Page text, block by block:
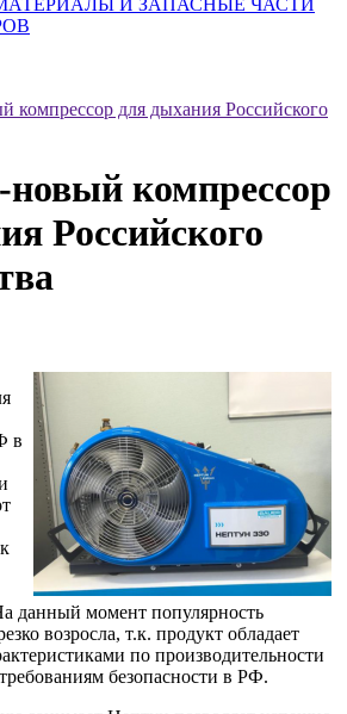
И ЗАПАСНЫЕ ЧАСТИ
для дыхания Российского
компрессор
Российского
в
данный момент популярность
возросла, т.к. продукт обладает
по производительности
безопасности в РФ.